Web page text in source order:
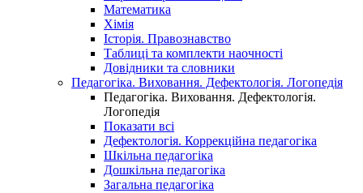
Математика
Хімія
Історія. Правознавство
Таблиці та комплекти наочності
Довідники та словники
Педагогіка. Виховання. Дефектологія. Логопедія
Педагогіка. Виховання. Дефектологія.
Логопедія
Показати всі
Дефектологія. Коррекційна педагогіка
Шкільна педагогіка
Дошкільна педагогіка
Загальна педагогіка